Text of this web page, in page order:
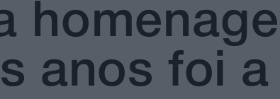
anos foi